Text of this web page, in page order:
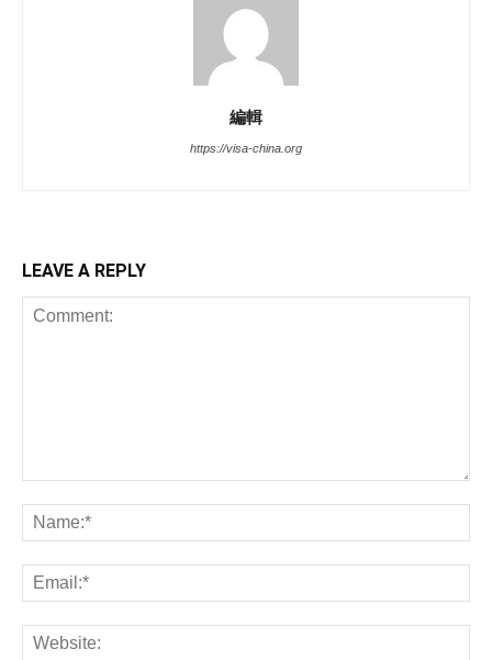
編輯
https://visa-china.org
LEAVE A REPLY